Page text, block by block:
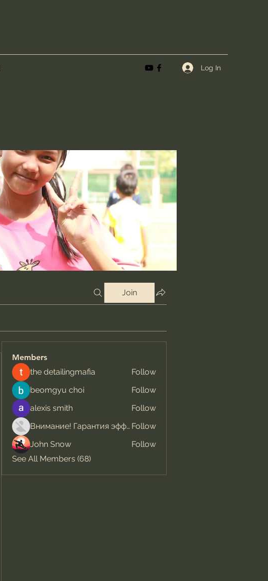
Log In
Join
Members
the detailingmafia
Follow
beomgyu choi
Follow
alexis smith
Follow
Внимание! Гарантия эффекта Follow
John Snow
Follow
See All Members (68)